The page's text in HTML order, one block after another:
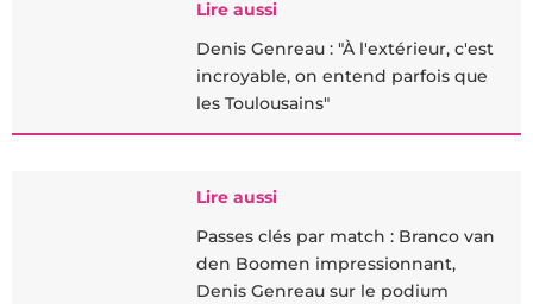
Lire aussi
Denis Genreau : "À l'extérieur, c'est
incroyable, on entend parfois que
les Toulousains"
Lire aussi
Passes clés par match : Branco van
den Boomen impressionnant,
Denis Genreau sur le podium